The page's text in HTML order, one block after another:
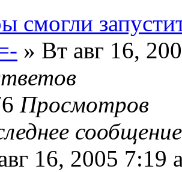
смогли
» Вт авг 16,
Просмотров
16, 2005 7:19